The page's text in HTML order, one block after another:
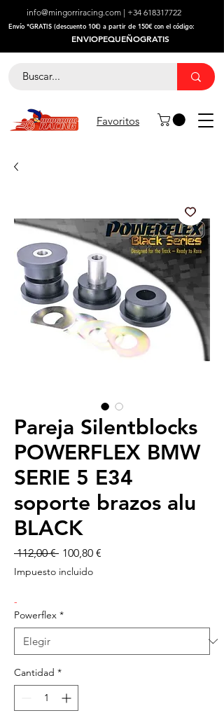
info@mingorriracing.com | +34 618317722
​Envío *GRATIS (descuento 10€) a partir de 150€ con el código:
ENVIOPEQUEÑOGRATIS
Favoritos
Pareja Silentblocks
POWERFLEX BMW
SERIE 5 E34
soporte brazos alu
BLACK
112,00 € Precio
100,80 €
Impuesto incluido
-
Powerflex *
Cantidad *